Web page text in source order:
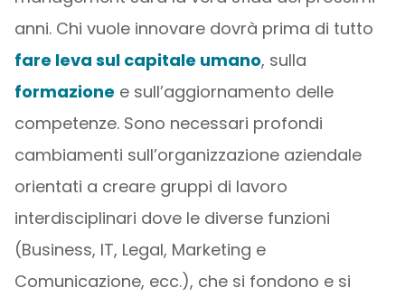
anni. Chi vuole innovare dovrà prima di tutto
fare leva sul capitale umano, sulla
formazione e sull’aggiornamento delle
competenze. Sono necessari profondi
cambiamenti sull’organizzazione aziendale
orientati a creare gruppi di lavoro
interdisciplinari dove le diverse funzioni
(Business, IT, Legal, Marketing e
Comunicazione, ecc.), che si fondono e si